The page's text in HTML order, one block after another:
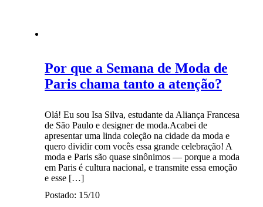
Por que a Semana de Moda de
Paris chama tanto a atenção?
Olá! Eu sou Isa Silva, estudante da Aliança Francesa
de São Paulo e designer de moda.Acabei de
apresentar uma linda coleção na cidade da moda e
quero dividir com vocês essa grande celebração! A
moda e Paris são quase sinônimos — porque a moda
em Paris é cultura nacional, e transmite essa emoção
e esse […]
Postado: 15/10